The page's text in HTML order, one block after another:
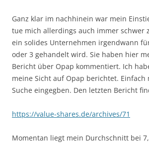
Ganz klar im nachhinein war mein
tue mich allerdings auch immer schwer
ein solides Unternehmen irgendwann
oder 3 gehandelt wird. Sie haben hier
Bericht über Opap kommentiert. Ich
meine Sicht auf Opap berichtet. Einfach
Suche eingegben. Den letzten Bericht
https://value-shares.de/archives/71
Momentan liegt mein Durchschnitt bei